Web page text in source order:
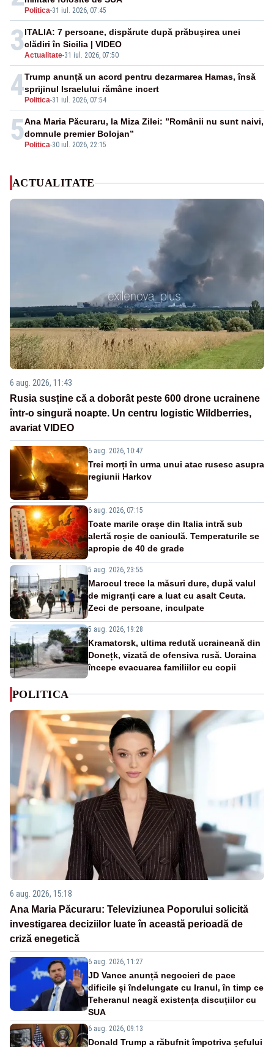
Politica-31 iul. 2026, 07:45
3Actualitate-31 iul. 2026, 07:50
ITALIA: 7 persoane, dispărute după prăbușirea unei
clădiri în Sicilia | VIDEO
4 Politica-31 iul. 2026, 07:54
Trump anunță un acord pentru dezarmarea Hamas, însă
sprijinul Israelului rămâne incert
5 Politica-30 iul. 2026, 22:15
Ana Maria Păcuraru, la Miza Zilei: ”Românii nu sunt naivi,
domnule premier Bolojan”
ACTUALITATE
6 aug. 2026, 11:43
Rusia susține că a doborât peste 600 drone ucrainene
într-o singură noapte. Un centru logistic Wildberries,
avariat VIDEO
6 aug. 2026, 10:47
Trei morți în urma unui atac rusesc asupra
regiunii Harkov
6 aug. 2026, 07:15
Toate marile orașe din Italia intră sub
alertă roșie de caniculă. Temperaturile se
apropie de 40 de grade
5 aug. 2026, 23:55
Marocul trece la măsuri dure, după valul
de migranți care a luat cu asalt Ceuta.
Zeci de persoane, inculpate
5 aug. 2026, 19:28
Kramatorsk, ultima redută ucraineană din
Donețk, vizată de ofensiva rusă. Ucraina
începe evacuarea familiilor cu copii
POLITICA
6 aug. 2026, 15:18
Ana Maria Păcuraru: Televiziunea Poporului solicită
investigarea deciziilor luate în această perioadă de
criză enegetică
6 aug. 2026, 11:27
JD Vance anunță negocieri de pace
dificile și îndelungate cu Iranul, în timp ce
Teheranul neagă existența discuțiilor cu
SUA
6 aug. 2026, 09:13
Donald Trump a răbufnit împotriva șefului